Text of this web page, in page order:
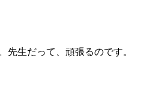
先生だって、頑張るのです。